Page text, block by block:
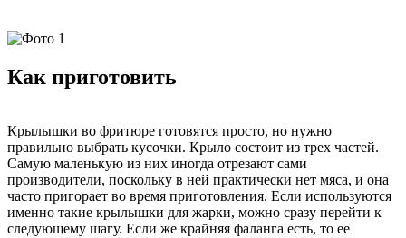
Как приготовить
Крылышки во фритюре готовятся просто, но нужно
правильно выбрать кусочки. Крыло состоит из трех частей.
Самую маленькую из них иногда отрезают сами
производители, поскольку в ней практически нет мяса, и она
часто пригорает во время приготовления. Если используются
именно такие крылышки для жарки, можно сразу перейти к
следующему шагу. Если же крайняя фаланга есть, то ее